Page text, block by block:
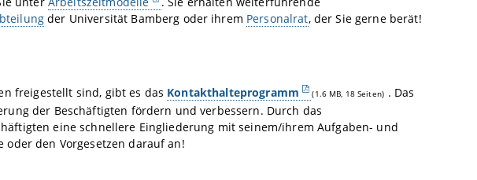
der Universität Bamberg oder ihrem Personalrat, der Sie gerne berät!
freigestellt sind, gibt es das Kontakthalteprogramm (1.6 MB, 18 Seiten) . Das
der Beschäftigten fördern und verbessern. Durch das
eine schnellere Eingliederung mit seinem/ihrem Aufgaben- und
den Vorgesetzen darauf an!